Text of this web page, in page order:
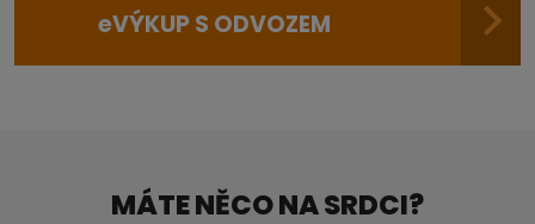
eVÝKUP S ODVOZEM
MÁTE NĚCO NA SRDCI?